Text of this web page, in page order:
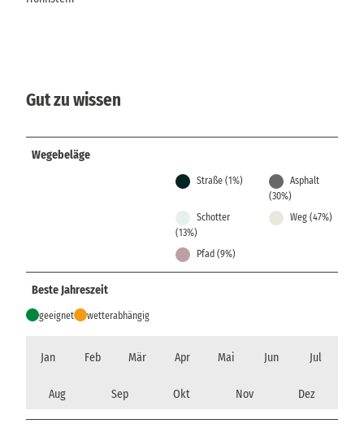
Gut zu wissen
Wegebeläge
Straße (1%)
Asphalt
(30%)
Schotter
(13%)
Weg (47%)
Pfad (9%)
Beste Jahreszeit
geeignet wetterabhängig
Jan Feb Mär Apr Mai Jun Jul
Aug Sep Okt Nov Dez